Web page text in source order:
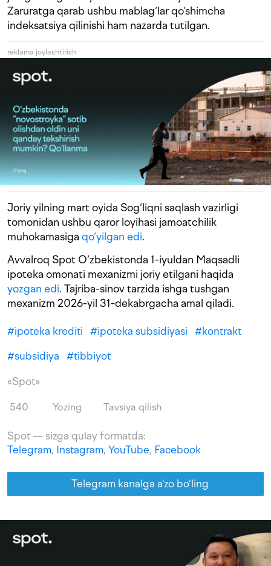
Zaruratga qarab ushbu mablag‘lar qo‘shimcha
indeksatsiya qilinishi ham nazarda tutilgan.
reklama joylashtirish
Joriy yilning mart oyida Sog‘liqni saqlash vazirligi
tomonidan ushbu qaror loyihasi jamoatchilik
muhokamasiga qo‘yilgan edi.
Avvalroq Spot O‘zbekistonda 1-iyuldan Maqsadli
ipoteka omonati mexanizmi joriy etilgani haqida
yozgan edi. Tajriba-sinov tarzida ishga tushgan
mexanizm 2026-yil 31-dekabrgacha amal qiladi.
#ipoteka krediti #ipoteka subsidiyasi #kontrakt
#subsidiya #tibbiyot
«Spot»
540 Yozing Tavsiya qilish
Spot — sizga qulay formatda:
Telegram, Instagram, YouTube, Facebook
Telegram kanalga a'zo bo‘ling